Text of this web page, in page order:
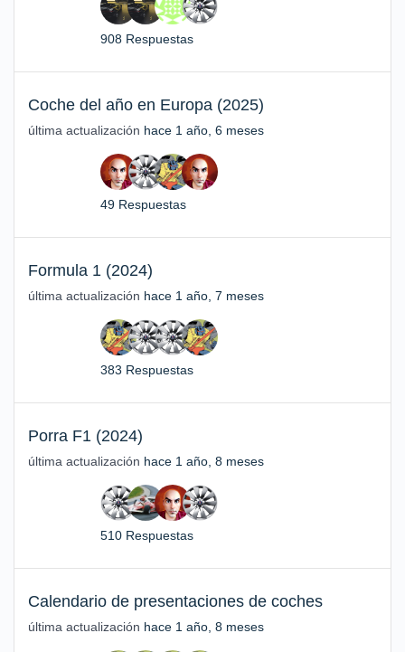
908 Respuestas
Coche del año en Europa (2025)
última actualización hace 1 año, 6 meses
49 Respuestas
Formula 1 (2024)
última actualización hace 1 año, 7 meses
383 Respuestas
Porra F1 (2024)
última actualización hace 1 año, 8 meses
510 Respuestas
Calendario de presentaciones de coches
última actualización hace 1 año, 8 meses